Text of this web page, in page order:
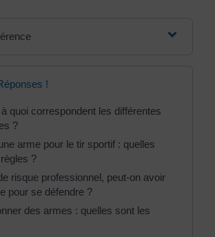
!
quoi correspondent les différentes
?
arme pour le tir sportif : quelles
?
risque professionnel, peut-on avoir
pour se défendre ?
des armes : quelles sont les